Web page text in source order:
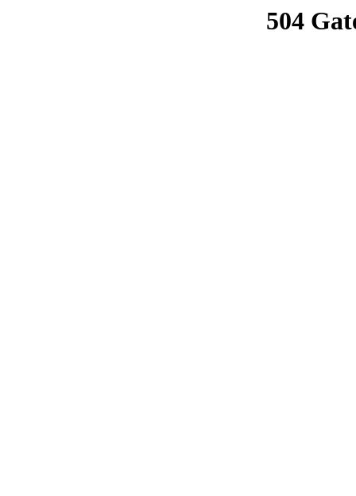
504